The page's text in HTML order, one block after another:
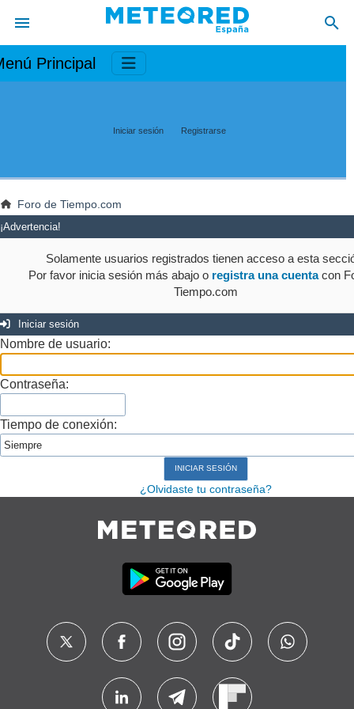
Principal
Iniciar sesión Registrarse
Foro de Tiempo.com
¡Advertencia!
Solamente usuarios registrados tienen acceso a esta
Por favor inicia sesión más abajo o registra una cuentacon
Tiempo.com
Iniciar sesión
Nombre de usuario:
Contraseña:
Tiempo de conexión:
¿Olvidaste tu contraseña?